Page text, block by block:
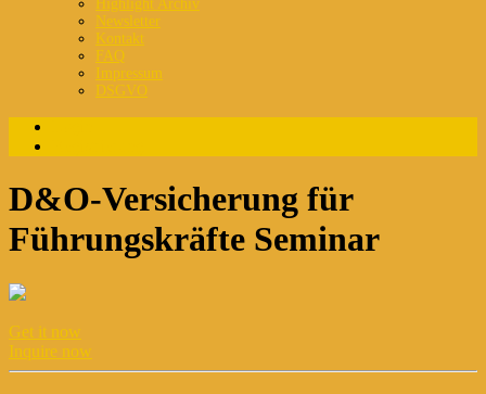
Highlight Archiv
Newsletter
Kontakt
FAQ
Impressum
DSGVO
D&O-Versicherung für
Führungskräfte Seminar
Get it now
Inquire now